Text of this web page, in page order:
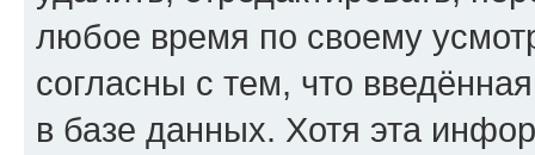
любое время по своему
согласны с тем, что
в базе данных. Хотя эта